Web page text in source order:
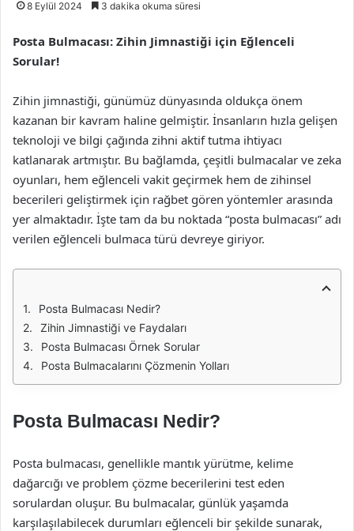
8 Eylül 2024 3 dakika okuma süresi
Posta Bulmacası: Zihin Jimnastiği için Eğlenceli
Sorular!
Zihin jimnastiği, günümüz dünyasında oldukça önem
kazanan bir kavram haline gelmiştir. İnsanların hızla gelişen
teknoloji ve bilgi çağında zihni aktif tutma ihtiyacı
katlanarak artmıştır. Bu bağlamda, çeşitli bulmacalar ve zeka
oyunları, hem eğlenceli vakit geçirmek hem de zihinsel
becerileri geliştirmek için rağbet gören yöntemler arasında
yer almaktadır. İşte tam da bu noktada “posta bulmacası” adı
verilen eğlenceli bulmaca türü devreye giriyor.
Posta Bulmacası Nedir?
Zihin Jimnastiği ve Faydaları
Posta Bulmacası Örnek Sorular
Posta Bulmacalarını Çözmenin Yolları
Posta Bulmacası Nedir?
Posta bulmacası, genellikle mantık yürütme, kelime
dağarcığı ve problem çözme becerilerini test eden
sorulardan oluşur. Bu bulmacalar, günlük yaşamda
karşılaşılabilecek durumları eğlenceli bir şekilde sunarak,